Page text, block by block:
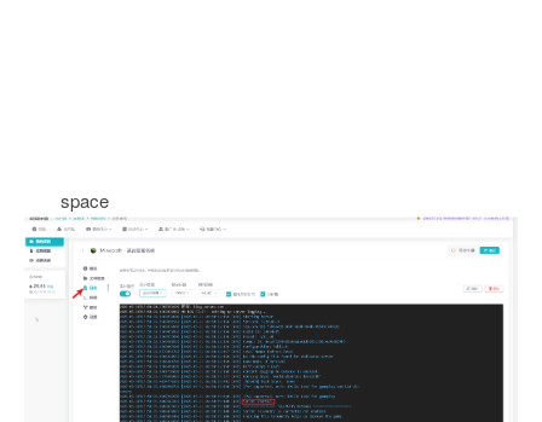
space